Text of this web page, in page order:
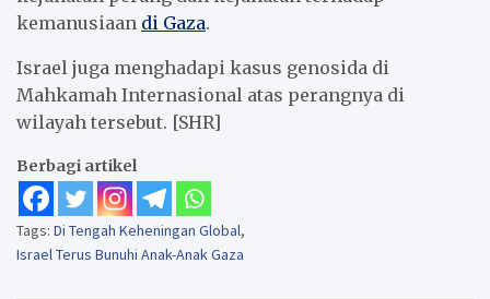
kemanusiaan di Gaza.
Israel juga menghadapi kasus genosida di
Mahkamah Internasional atas perangnya di
wilayah tersebut. [SHR]
Berbagi artikel
Tags: Di Tengah Keheningan Global,
Israel Terus Bunuhi Anak-Anak Gaza